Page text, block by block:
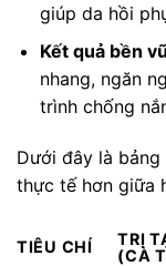
giúp da hồi
Kết quả bền
nhang, ngăn
trình chống
Dưới đây là bảng
thực tế hơn giữa
TIÊU CHÍ
TRỊ
(CÀ